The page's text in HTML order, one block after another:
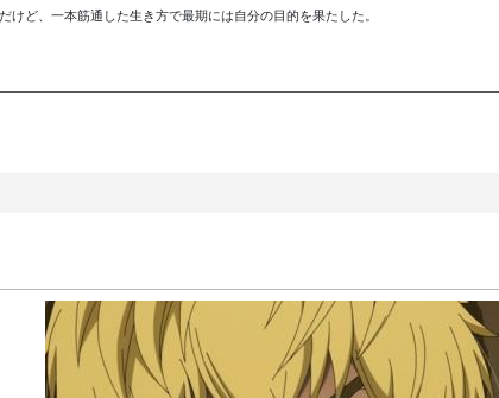
けど、一本筋通した生き方で最期には自分の目的を果たした。